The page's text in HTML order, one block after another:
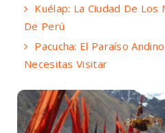
Kuélap: La Ciudad De
De Perú
Pacucha: El Paraíso
Necesitas Visitar